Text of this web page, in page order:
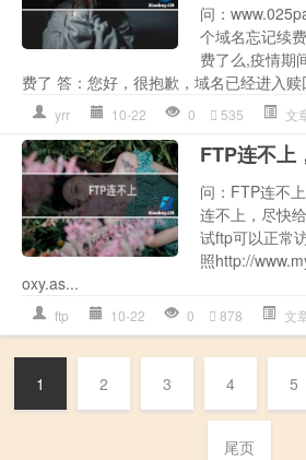
问：
个域名忘记续
费了么,疫情期
费了 答：您好，很抱歉，域名已经进入赎
yrr 10-22 0 535 文
FTP连不上
问：FTP连不
连不上，尽快
试ftp可以正常
照http://
oxy.as...
ftp 10-22 0 878 文
1 2 3 4 5
尾页